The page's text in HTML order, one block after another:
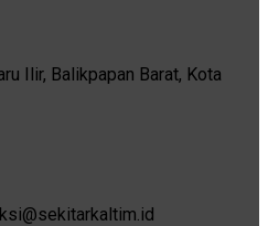
Ilir, Balikpapan Barat, Kota